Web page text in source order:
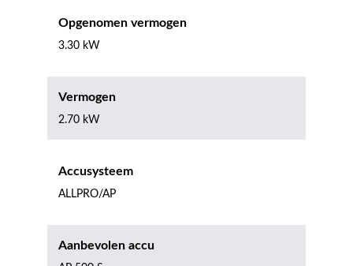
Opgenomen vermogen
3.30 kW
Vermogen
2.70 kW
Accusysteem
ALLPRO/AP
Aanbevolen accu